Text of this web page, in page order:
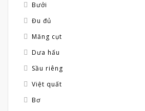
Bưởi
Đu đủ
Măng cụt
Dưa hấu
Sầu riêng
Việt quất
Bơ